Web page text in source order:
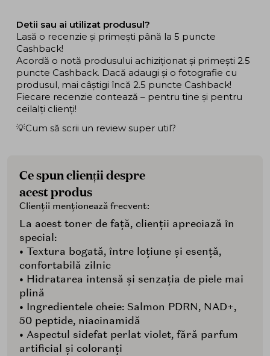
Detii sau ai utilizat produsul?
Lasă o recenzie și primești până la 5 puncte
Cashback!
Acordă o notă produsului achiziționat și primești 2.5
puncte Cashback. Dacă adaugi și o fotografie cu
produsul, mai câștigi încă 2.5 puncte Cashback!
Fiecare recenzie contează – pentru tine și pentru
ceilalți clienți!
💡Cum să scrii un review super util?
Ce spun clienții despre
acest produs
Clienții menționează frecvent:
La acest toner de față, clienții apreciază în
special:
• Textura bogată, între loțiune și esență,
confortabilă zilnic
• Hidratarea intensă și senzația de piele mai
plină
• Ingredientele cheie: Salmon PDRN, NAD+,
50 peptide, niacinamidă
• Aspectul sidefat perlat violet, fără parfum
artificial și coloranți